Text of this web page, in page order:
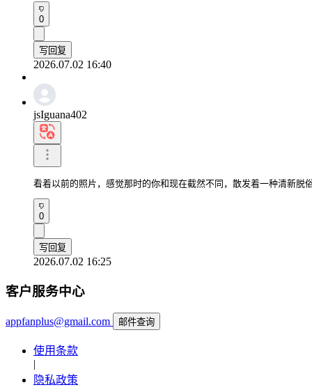
0
写回复
2026.07.02 16:40
jsIguana402
看着以前的照片，感觉那时的你和现在截然不同，散发着一种清新脱
0
写回复
2026.07.02 16:25
客户服务中心
appfanplus@gmail.com 邮件查询
使用条款
|
隐私政策